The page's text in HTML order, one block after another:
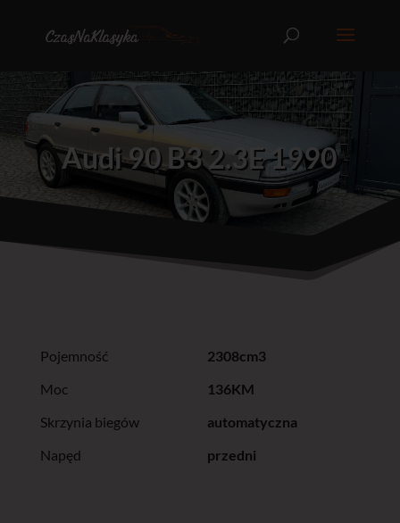
Audi 90 B3 2.3E 1990
Pojemność
2308cm3
Moc
136KM
Skrzynia biegów
automatyczna
Napęd
przedni